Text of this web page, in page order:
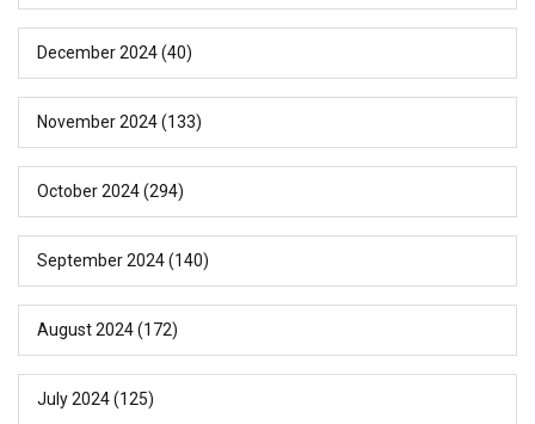
December 2024(40)
November 2024(133)
October 2024(294)
September 2024(140)
August 2024(172)
July 2024(125)